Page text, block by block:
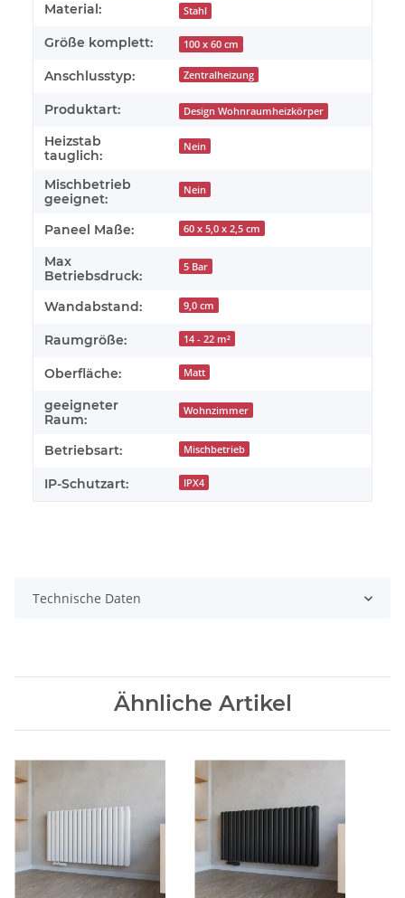
Material: Stahl
Größe komplett: 100 x 60 cm
Anschlusstyp: Zentralheizung
Produktart: Design Wohnraumheizkörper
Heizstab
tauglich:
Nein
Mischbetrieb
geeignet:
Nein
Paneel Maße: 60 x 5,0 x 2,5 cm
Max
Betriebsdruck:
5 Bar
Wandabstand: 9,0 cm
Raumgröße: 14 - 22 m²
Oberfläche: Matt
geeigneter
Raum:
Wohnzimmer
Betriebsart: Mischbetrieb
IP-Schutzart: IPX4
Technische Daten
Ähnliche Artikel